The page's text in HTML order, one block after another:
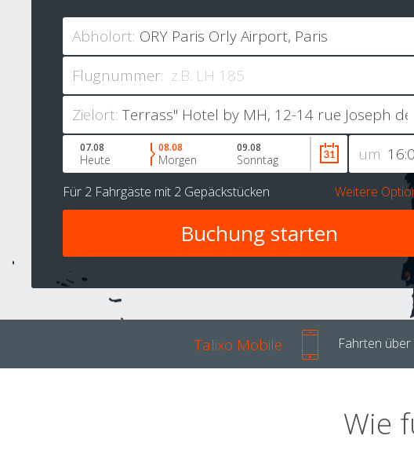
Abholort:
Flugnummer:
Zielort:
um
07.08
Heute
08.08
Morgen
09.08
Sonntag
Für 2 Fahrgäste mit 2 Gepäckstücken Weitere
Talixo Mobile Fahrten
Wie